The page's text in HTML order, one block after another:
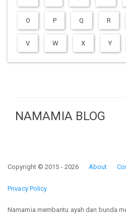
O P Q R
V W X Y
NAMAMIA BLOG
Copyright © 2015 - 2026 About
Privacy Policy
Namamia membantu ayah dan bunda